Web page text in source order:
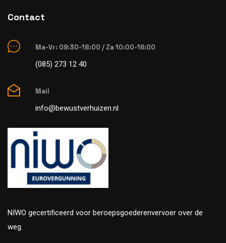
Contact
Ma-Vr: 09:30-18:00 / Za 10:00-16:00
(085) 273 12 40
Mail
info@bewustverhuizen.nl
NIWO gecertificeerd voor beroepsgoederenvervoer over de
weg.